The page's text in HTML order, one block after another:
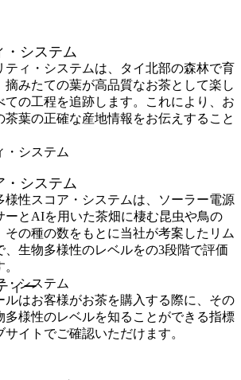
ィー
・システム
ティ・システムは、タイ北部の森林で育
摘みたての葉が高品質なお茶として楽し
ての工程を追跡します。これにより、お
茶葉の正確な産地情報をお伝えすること
・システム
様性スコア・システムは、ソーラー電源
ーとAIを用いた茶畑に棲む昆虫や鳥の
その種の数をもとに当社が考案したリム
、生物多様性のレベルをの3段階で評価
ルはお客様がお茶を購入する際に、その
多様性のレベルを知ることができる指標
イトでご確認いただけます。